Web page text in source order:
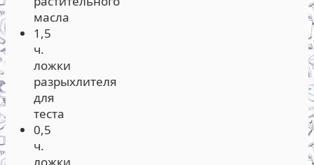
масла
1,5
ч.
ложки
разрыхлителя
для
теста
0,5
ч.